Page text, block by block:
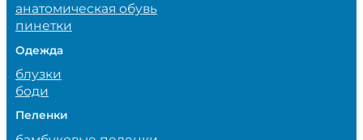
анатомическая обувь
пинетки
Одежда
блузки
боди
Пеленки